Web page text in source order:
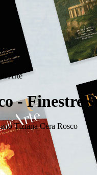
- Finestre
Tiziana Cera Rosco